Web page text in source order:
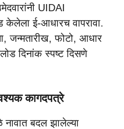
UIDAI
ई-आधारच वापरावा.
जन्मतारीख, फोटो, आधार
दिनांक स्पष्ट दिसणे
कागदपत्रे
नावात बदल झालेल्या